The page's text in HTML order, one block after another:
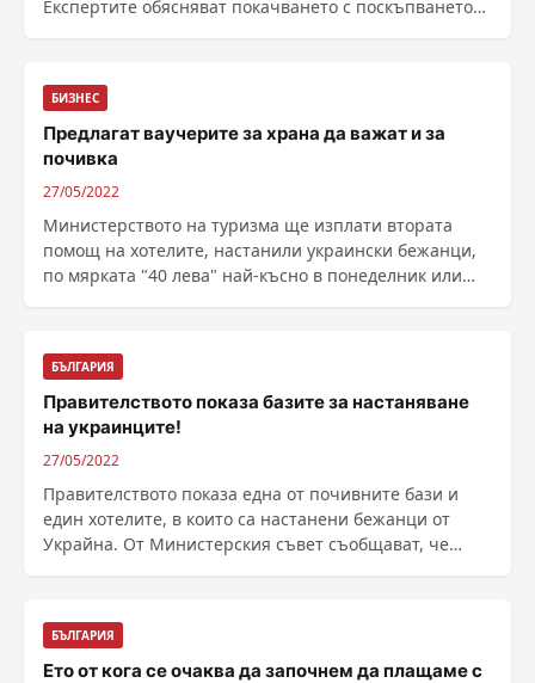
Експертите обясняват покачването с поскъпването
БИЗНЕС
Предлагат ваучерите за храна да важат и за
почивка
27/05/2022
Министерството на туризма ще изплати втората
помощ на хотелите, настанили украински бежанци,
по мярката "40 лева" най-късно в понеделник или
БЪЛГАРИЯ
Правителството показа базите за настаняване
на украинците!
27/05/2022
Правителството показа една от почивните бази и
един хотелите, в които са настанени бежанци от
Украйна. От Министерския съвет съобщават, че
БЪЛГАРИЯ
Ето от кога се очаква да започнем да плащаме с